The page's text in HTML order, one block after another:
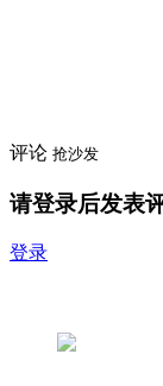
评论 抢沙发
请登录后发表
登录